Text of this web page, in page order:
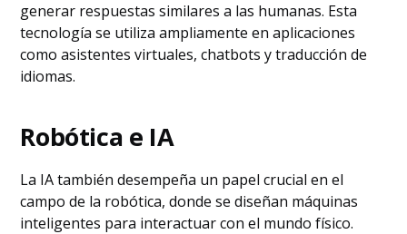
generar respuestas similares a las humanas. Esta
tecnología se utiliza ampliamente en aplicaciones
como asistentes virtuales, chatbots y traducción de
idiomas.
Robótica e IA
La IA también desempeña un papel crucial en el
campo de la robótica, donde se diseñan máquinas
inteligentes para interactuar con el mundo físico.